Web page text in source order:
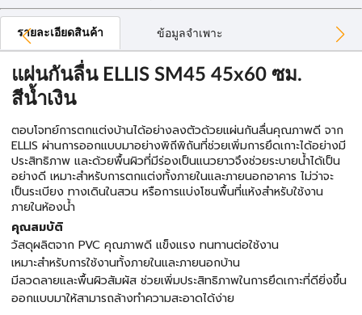
รายละเอียดสินค้า ข้อมูลจำเพาะ
แผ่นกันลื่น ELLIS SM45 45x60 ซม.
สีน้ำเงิน
ตอบโจทย์การตกแต่งบ้านได้อย่างลงตัวด้วยแผ่นกันลื่นคุณภาพดี จาก
ELLIS ผ่านการออกแบบมาอย่างพิถีพิถันที่ช่วยเพิ่มการยึดเกาะได้อย่างมี
ประสิทธิภาพ และด้วยพื้นผิวที่มีร่องเป็นแนวยาวจึงช่วยระบายน้ำได้เป็น
อย่างดี เหมาะสำหรับการตกแต่งทั้งภายในและภายนอกอาคาร ไม่ว่าจะ
เป็นระเบียง ทางเดินในสวน หรือการแบ่งโซนพื้นที่แห้งสำหรับใช้งาน
ภายในห้องน้ำ
คุณสมบัติ
วัสดุผลิตจาก PVC คุณภาพดี แข็งแรง ทนทานต่อใช้งาน
เหมาะสำหรับการใช้งานทั้งภายในและภายนอกบ้าน
มีลวดลายและพื้นผิวสัมผัส ช่วยเพิ่มประสิทธิภาพในการยึดเกาะที่ดียิ่งขึ้น
ออกแบบมาให้สามารถล้างทำความสะอาดได้ง่าย